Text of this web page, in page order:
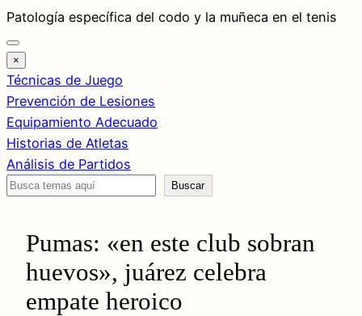
Saltar
al
contenido
Patología específica del codo y la muñeca en el tenis
×
Técnicas de Juego
Prevención de Lesiones
Equipamiento Adecuado
Historias de Atletas
Análisis de Partidos
Buscar
Buscar
Pumas: «en este club sobran
huevos», juárez celebra
empate heroico